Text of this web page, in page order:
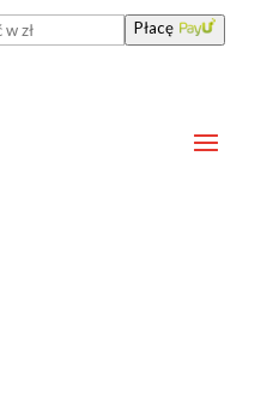
Płacę